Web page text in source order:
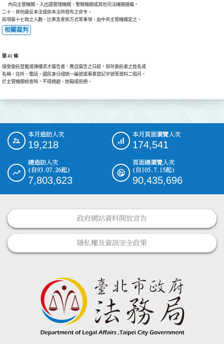
      內向主管機關、入出國管理機關、警察機關或其他司法機關通報。
二十、其他違反本法或依本法所發布之命令。
前項第十七款之人數、比率及查核方式等事項，由中央主管機關定之。
相關裁判
第 41 條
接受委託登載或傳播求才廣告者，應自廣告之日起，保存委託者之姓名或
名稱、住所、電話、國民身分證統一編號或事業登記字號等資料二個月，
於主管機關檢查時，不得規避、妨礙或拒絕。
::: 本月造訪人次
19,218
本月頁面瀏覽人次
174,541
總造訪人次
(自93.07.26起)
7,803,623
頁面總瀏覽人次
(自105.7.15起)
90,435,696
政府網站資料開放宣告
隱私權及資訊安全政策